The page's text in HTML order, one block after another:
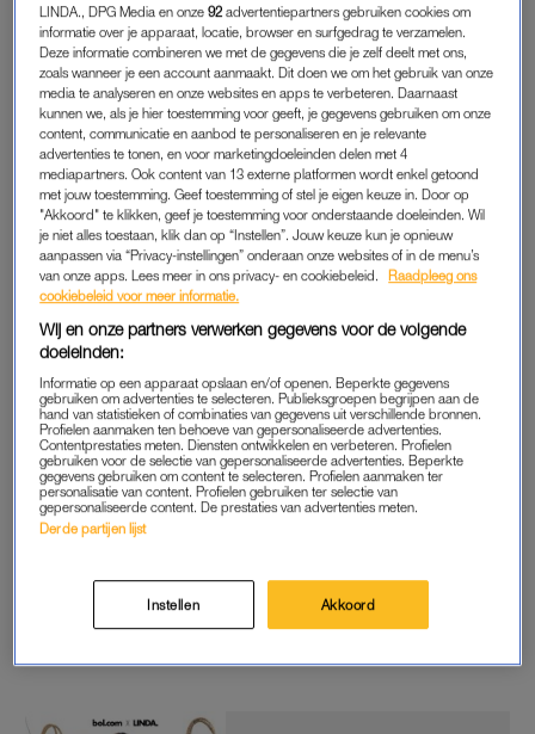
LINDA., DPG Media en onze92 advertentiepartners gebruiken cookies om
informatie over je apparaat, locatie, browser en surfgedrag te verzamelen.
Deze informatie combineren we met de gegevens die je zelf deelt met ons,
zoals wanneer je een account aanmaakt. Dit doen we om het gebruik van onze
media te analyseren en onze websites en apps te verbeteren. Daarnaast
kunnen we, als je hier toestemming voor geeft, je gegevens gebruiken om onze
content, communicatie en aanbod te personaliseren en je relevante
advertenties te tonen, en voor marketingdoeleinden delen met 4
mediapartners. Ook content van 13 externe platformen wordt enkel getoond
met jouw toestemming. Geef toestemming of stel je eigen keuze in. Door op
"Akkoord" te klikken, geef je toestemming voor onderstaande doeleinden. Wil
je niet alles toestaan, klik dan op “Instellen”. Jouw keuze kun je opnieuw
aanpassen via “Privacy-instellingen” onderaan onze websites of in de menu’s
van onze apps. Lees meer in ons privacy- en cookiebeleid.
Raadpleeg ons
cookiebeleid voor meer informatie.
Wij en onze partners verwerken gegevens voor de volgende
doeleinden:
Informatie op een apparaat opslaan en/of openen. Beperkte gegevens
gebruiken om advertenties te selecteren. Publieksgroepen begrijpen aan de
hand van statistieken of combinaties van gegevens uit verschillende bronnen.
Profielen aanmaken ten behoeve van gepersonaliseerde advertenties.
Contentprestaties meten. Diensten ontwikkelen en verbeteren. Profielen
gebruiken voor de selectie van gepersonaliseerde advertenties. Beperkte
gegevens gebruiken om content te selecteren. Profielen aanmaken ter
personalisatie van content. Profielen gebruiken ter selectie van
gepersonaliseerde content. De prestaties van advertenties meten.
Derde partijen lijst
Instellen Akkoord